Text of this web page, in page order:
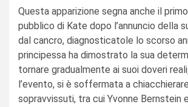
Questa apparizione segna anche il
pubblico di Kate dopo l’annuncio della
dal cancro, diagnosticatole lo scorso
principessa ha dimostrato la sua
tornare gradualmente ai suoi doveri reali
l’evento, si è soffermata a
sopravvissuti, tra cui Yvonne Bernstein